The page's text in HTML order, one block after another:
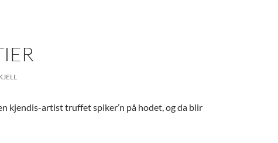
kjendis-artist truffet spiker’n på hodet, og da blir